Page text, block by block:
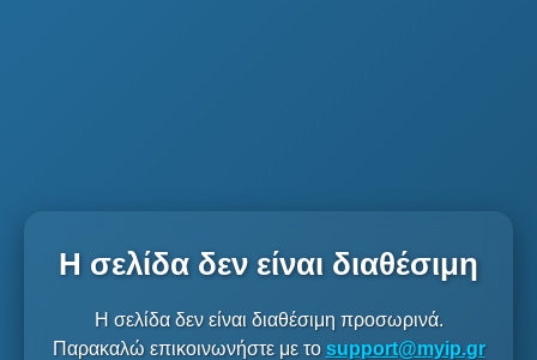
Η σελίδα δεν είναι διαθέσιμη
Η σελίδα δεν είναι διαθέσιμη προσωρινά.
Παρακαλώ επικοινωνήστε με το support@myip.gr